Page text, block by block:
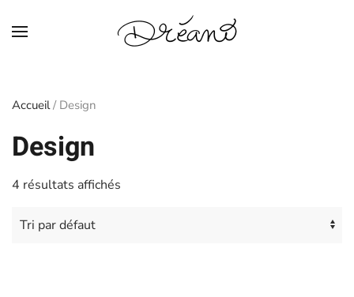
Skip to main content
Accueil/ Design
Design
4 résultats affichés